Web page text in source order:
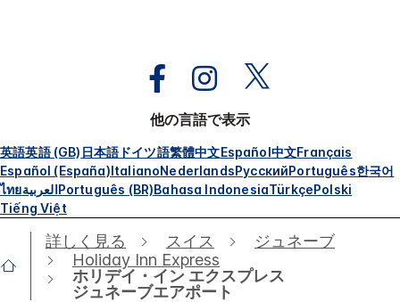
他の言語で表示
英語英語 (GB) 日本語 ドイツ語繁體中文Español中文Français
Español (España)ItalianoNederlandsРусскийPortuguês한국어
ไทยالعربيةPortuguês (BR)Bahasa IndonesiaTürkçePolski
Tiếng Việt
詳しく見る スイス
ジュネーブ
Holiday Inn Express
ホリデイ・イン エクスプレス
ジュネーブエアポート